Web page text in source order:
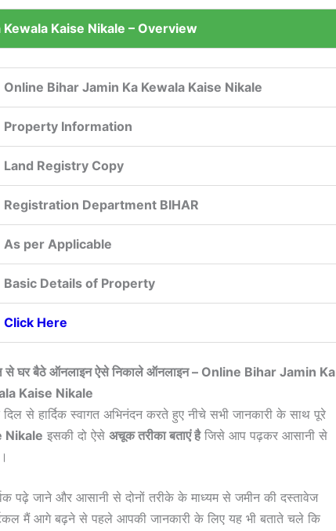
Kaise Nikale – Overview
Online Bihar Jamin Ka Kewala Kaise Nikale
Property Information
Land Registry Copy
Registration Department BIHAR
As per Applicable
Basic Details of Property
Click Here
से घर बैठे ऑनलाइन ऐसे निकाले ऑनलाइन – Online Bihar Jamin Ka
Kaise Nikale
से हार्दिक स्वागत अभिनंदन करते हुए नीचे सभी जानकारी के साथ पूरे
Nikale इसकी दो ऐसे अचूक तरीका बताएं हैजिसे आप पढ़कर आसानी से
पढ़े जाने और आसानी से दोनों तरीके के माध्यम से जमीन की दस्तावेज
मैं आगे बढ़ने से पहले आपकी जानकारी के लिए यह भी बताते चले कि